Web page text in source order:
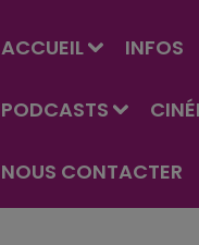
ACCUEIL INFOS
PODCASTS
NOUS CONTACTER